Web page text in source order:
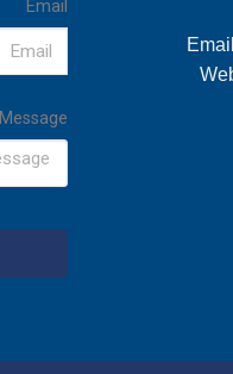
Email
Message